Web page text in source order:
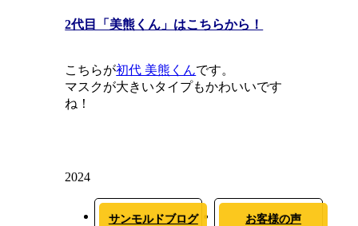
2代目「美熊くん」はこちらから！
こちらが初代 美熊くんです。
マスクが大きいタイプもかわいいです
ね！
2024
サンモルドブログ お客様の声